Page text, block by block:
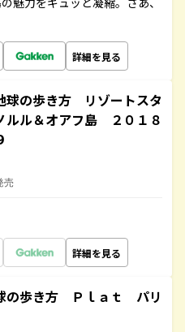
詳細を見る
の歩き方 リゾートスタ
ル＆オアフ島 ２０１８
売
詳細を見る
の歩き方 Ｐｌａｔ パリ